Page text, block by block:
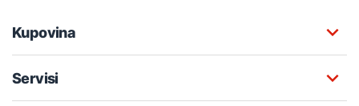
Kupovina
Servisi